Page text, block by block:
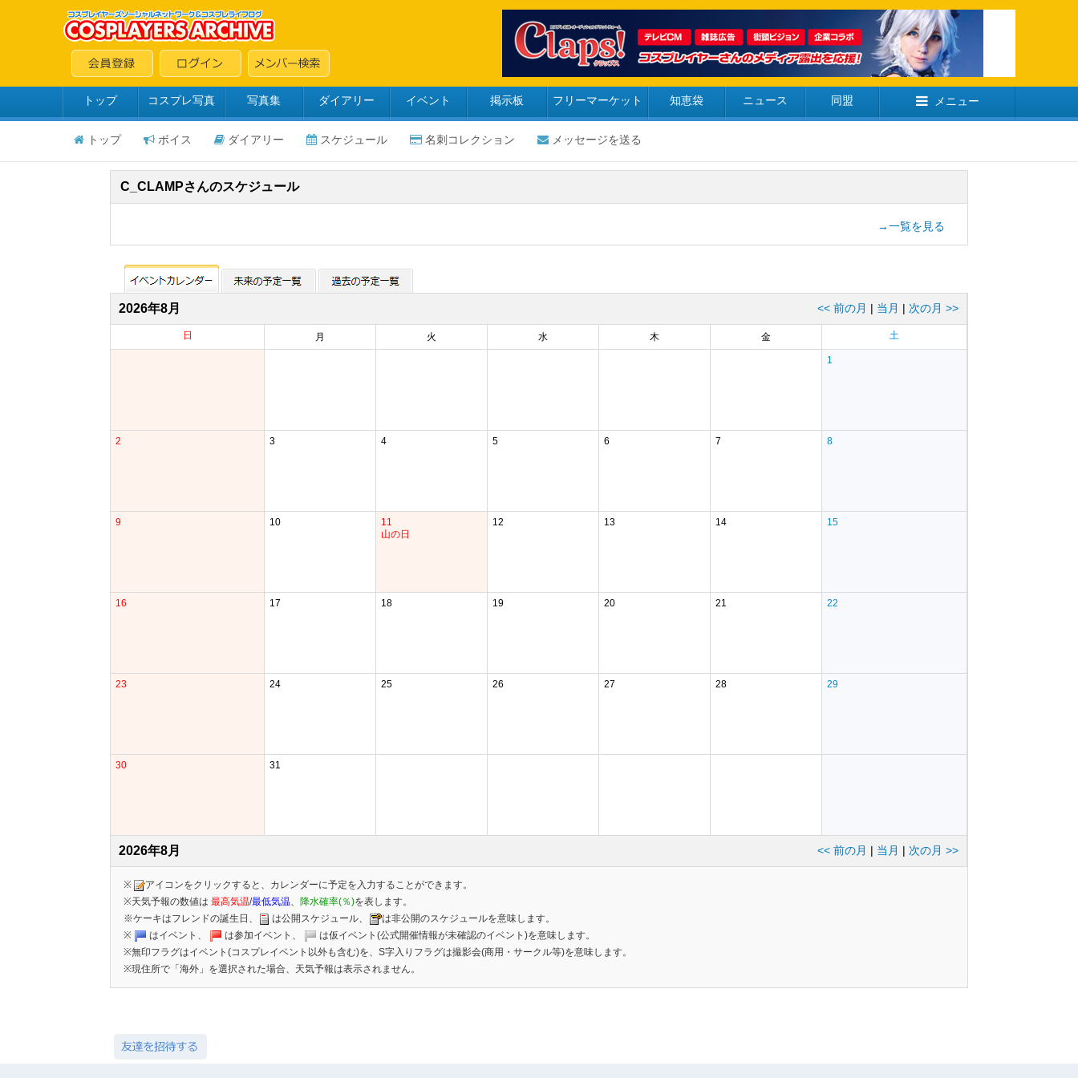
トップ コスプレ写真 写真集 ダイアリー イベント 掲示板 フリーマーケット 知恵袋 ニュース 同盟 メニュー
トップ ボイス ダイアリー スケジュール 名刺コレクション メッセージを送る
C_CLAMPさんのスケジュール
→一覧を見る
2026年8月 << 前の月 | 当月 | 次の月 >>
日 月 火 水 木 金 土
1
2 3 4 5 6 7 8
9 10
11
山の日
12 13 14 15
16 17 18 19 20 21 22
23 24 25 26 27 28 29
30 31
2026年8月 << 前の月 | 当月 | 次の月 >>
※
アイコンをクリックすると、カレンダーに予定を入力することができます。
※天気予報の数値は 最高気温/最低気温、 降水確率(％)を表します。
※ケーキはフレンドの誕生日、
は公開スケジュール、
は非公開のスケジュールを意味します。
※
はイベント、 は参加イベント、
は仮イベント(公式開催情報が未確認のイベント)を意味します。
※無印フラグはイベント(コスプレイベント以外も含む)を、S字入りフラグは撮影会(商用・サークル等)を意味します。
※現住所で「海外」を選択された場合、天気予報は表示されません。